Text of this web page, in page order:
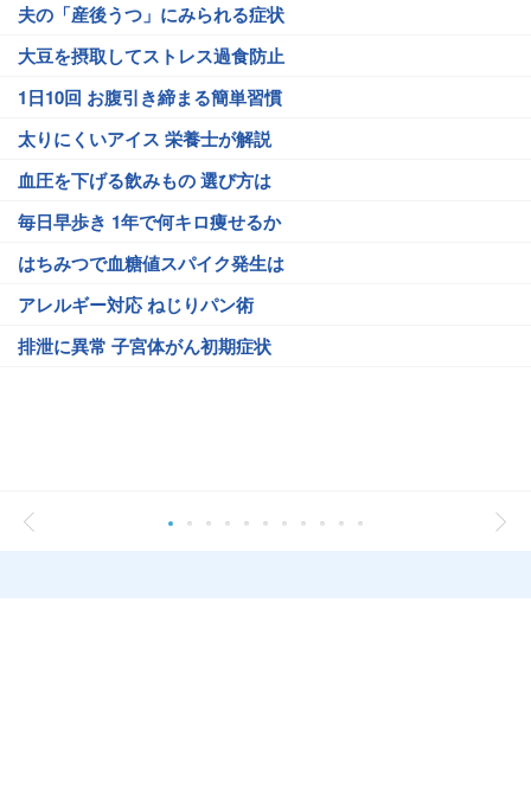
夫の「産後うつ」にみられる症状
大豆を摂取してストレス過食防止
1日10回 お腹引き締まる簡単習慣
太りにくいアイス 栄養士が解説
血圧を下げる飲みもの 選び方は
毎日早歩き 1年で何キロ痩せるか
はちみつで血糖値スパイク発生は
アレルギー対応 ねじりパン術
排泄に異常 子宮体がん初期症状